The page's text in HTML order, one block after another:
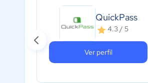
QuickPass
4.3 / 5
Ver perfil